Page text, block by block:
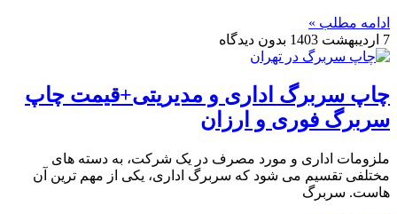
ادامه مطلب »
7 اردیبهشت 1403
بدون دیدگاه
چاپ سربرگ اداری و مدیریتی+قیمت چاپ
سربرگ فوری و ارزان
ملزومات اداری و مورد مصرف در یک شرکت، به دسته های
مختلفی تقسیم می شود که سربرگ اداری، یکی از مهم ترین آن
هاست. سربرگ